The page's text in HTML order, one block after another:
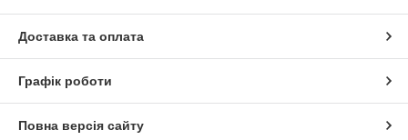
Доставка та оплата
Графік роботи
Повна версія сайту